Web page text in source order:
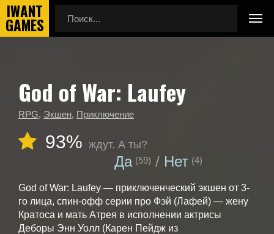
Главная
Календарь выхода игр
God of War: Laufey
God of War: Laufey
RPG, Экшен, Приключение
93% ждут. А ты?
Да (59) Нет (4)
God of War: Laufey — приключенческий экшен от 3-
го лица, спин-офф серии про Фэй (Лафей) — жену
Кратоса и мать Атрея в исполнении актрисы
Деборы Энн Уолл (Карен Пейдж из